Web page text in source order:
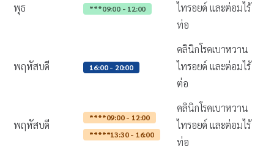
พุธ ***09:00 - 12:00
ไทรอยด์ และต่อมไร้
ท่อ
พฤหัสบดี 16:00 - 20:00
คลินิกโรคเบาหวาน
ไทรอยด์ และต่อมไร้
ต่อ
พฤหัสบดี
****09:00 - 12:00
*****13:30 - 16:00
คลินิกโรคเบาหวาน
ไทรอยด์ และต่อมไร้
ท่อ